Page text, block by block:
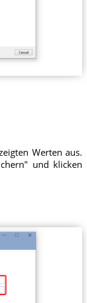
Werten aus.
und klicken